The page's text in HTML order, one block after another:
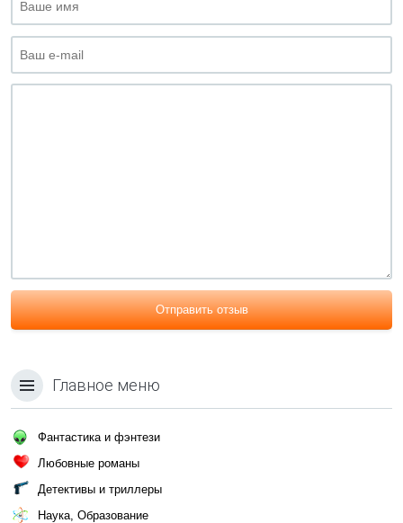
Отправить отзыв
Главное меню
Фантастика и фэнтези
Любовные романы
Детективы и триллеры
Наука, Образование